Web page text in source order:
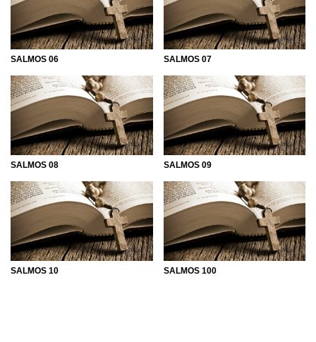
somos oprimidos pelos problemas da vida. Que tal
conhecer mais sobre esses escritos e se aprofundar nesse
universo distinto que envolve a palavra de Deus de uma
forma diferente?
Veja aqui no Mensagens com Amor todas as partes do
Salmos e compreenda melhor o que os sacerdotes
quiseram passar a todos nós.
SALMOS 06 SALMOS 07
SALMOS 08 SALMOS 09
SALMOS 10 SALMOS 100